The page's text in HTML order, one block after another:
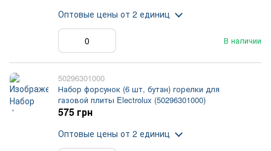
В наличии
Оптовые цены от 2 единиц
50296301000
Набор форсунок (6 шт, бутан) горелки для
газовой плиты Electrolux (50296301000)
575 грн
Оптовые цены от 2 единиц